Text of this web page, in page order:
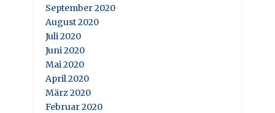
September 2020
August 2020
Juli 2020
Juni 2020
Mai 2020
April 2020
März 2020
Februar 2020